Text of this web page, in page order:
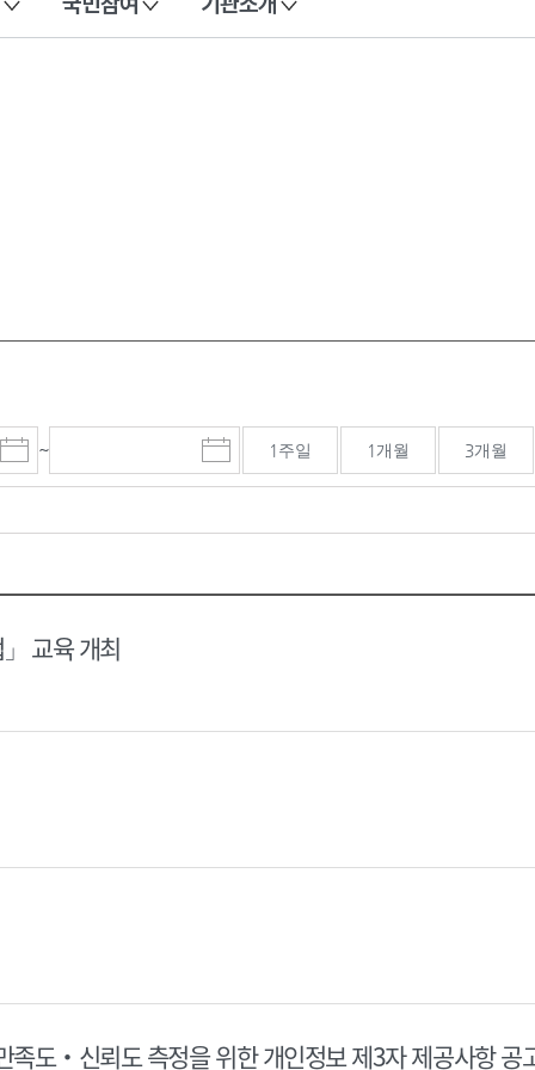
시
~
종
료
력
1주일 1개월 3개월
교육 개최
족도‧신뢰도 측정을 위한 개인정보 제3자 제공사항 공